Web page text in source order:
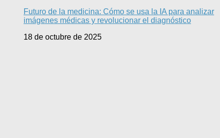
Futuro de la medicina: Cómo se usa la IA para analizar
imágenes médicas y revolucionar el diagnóstico
18 de octubre de 2025